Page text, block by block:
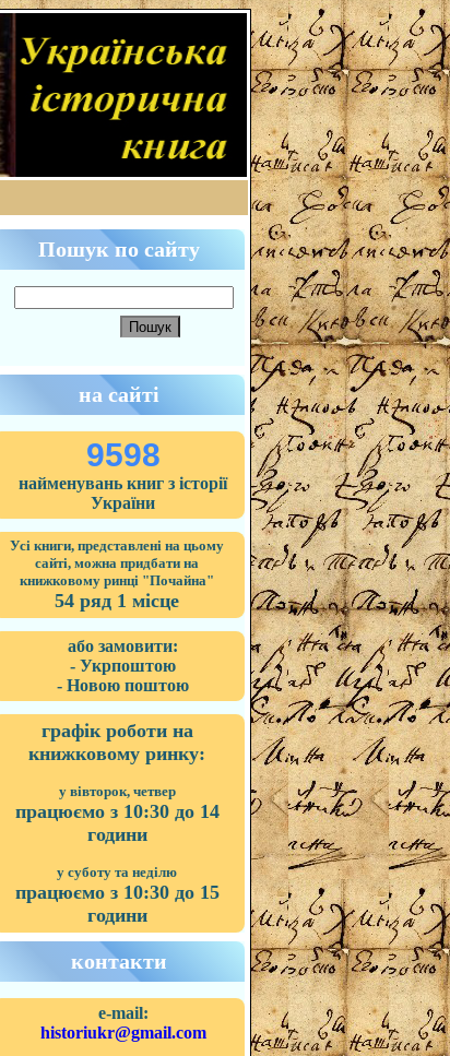
Пошук по сайту
на сайті
9598
найменувань книг з історії
України
Усі книги, представлені на цьому
сайті, можна придбати на
книжковому ринці "Почайна"
54 ряд 1 місце
або замовити:
- Укрпоштою
- Новою поштою
графік роботи на
книжковому ринку:
у вівторок, четвер
працюємо з 10:30 до 14
години
у суботу та неділю
працюємо з 10:30 до 15
години
контакти
e-mail:
historiukr@gmail.com